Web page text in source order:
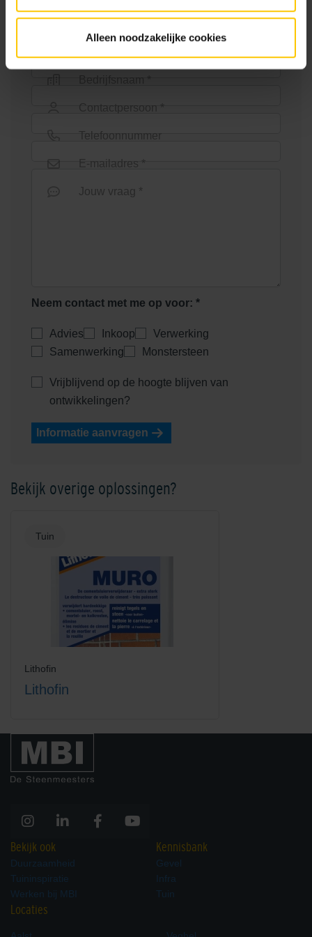
Alleen noodzakelijke cookies
Contactpersoon *
Telefoonnummer
E-mailadres *
Jouw vraag *
Neem contact met me op voor: *
Advies Inkoop
Verwerking
Samenwerking
Monstersteen
Vrijblijvend op de hoogte blijven van
ontwikkelingen?
Informatie aanvragen
Bekijk overige oplossingen?
Tuin
Lithofin
Lithofin
Bekijk ook
Duurzaamheid
Tuininspiratie
Werken bij MBI
Kennisbank
Gevel
Infra
Tuin
Locaties